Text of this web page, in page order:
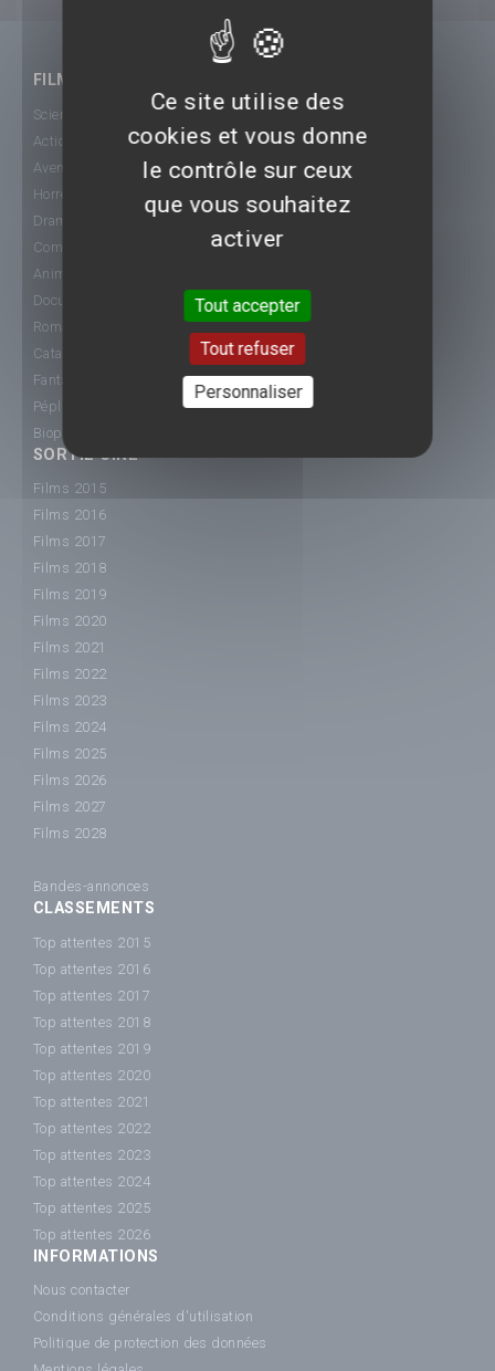
FILMS
Science-Fiction
Action
Aventure
Horreur
Drame
Comédie
Animation
Documentaire
Romance
Catastrophe
Fantastique
Péplum
Biopic
SORTIE CINÉ
Films 2015
Films 2016
Films 2017
Films 2018
Films 2019
Films 2020
Films 2021
Films 2022
Films 2023
Films 2024
Films 2025
Films 2026
Films 2027
Films 2028
Bandes-annonces
CLASSEMENTS
Top attentes 2015
Top attentes 2016
Top attentes 2017
Top attentes 2018
Top attentes 2019
Top attentes 2020
Top attentes 2021
Top attentes 2022
Top attentes 2023
Top attentes 2024
Top attentes 2025
Top attentes 2026
INFORMATIONS
Nous contacter
Conditions générales d'utilisation
Politique de protection des données
Ce site utilise des
cookies et vous donne
le contrôle sur ceux
que vous souhaitez
activer
Tout accepter
Tout refuser
Personnaliser